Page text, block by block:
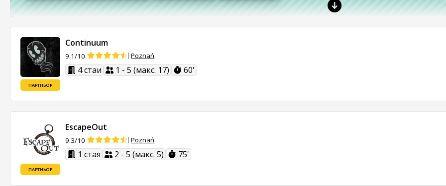
ПАРТНЬОР
Continuum
9.1/10 Poznań
4 стаи 1 - 5 (макс. 17) 60'
ПАРТНЬОР
EscapeOut
9.3/10 Poznań
1 стая 2 - 5 (макс. 5) 75'